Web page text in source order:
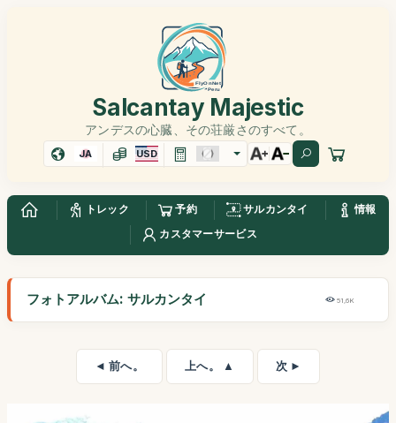
Salcantay Majestic
アンデスの心臓、その荘厳さのすべて。
JA USD
トレック 予約 サルカンタイ
情報
カスタマーサービス
フォトアルバム: サルカンタイ 51,6K
◄ 前へ。 上へ。 ▲ 次 ►